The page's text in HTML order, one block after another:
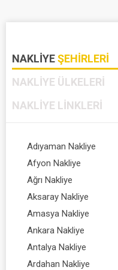
NAKLIYEŞEHIRLERI
NAKLIYE ÜLKELERI
NAKLIYE LINKLERI
Adıyaman Nakliye
Afyon Nakliye
Ağrı Nakliye
Aksaray Nakliye
Amasya Nakliye
Ankara Nakliye
Antalya Nakliye
Ardahan Nakliye